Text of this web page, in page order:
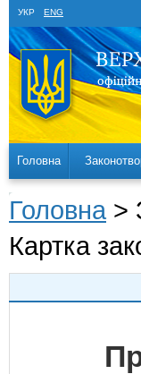
УКР ENG
Головна
Головна >
Картка